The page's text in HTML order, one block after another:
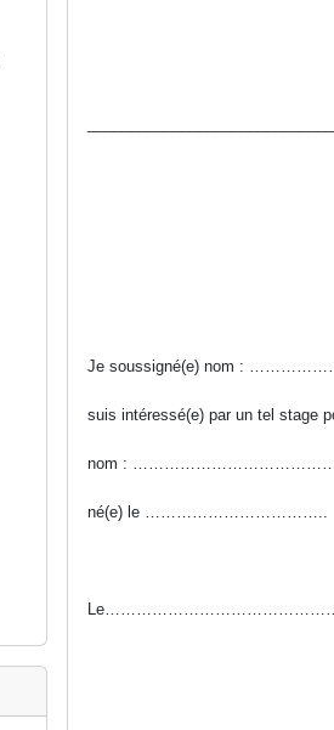
Je soussigné(e) nom :
suis intéressé(e) par un tel stage
nom :
né(e) le ……………………………..